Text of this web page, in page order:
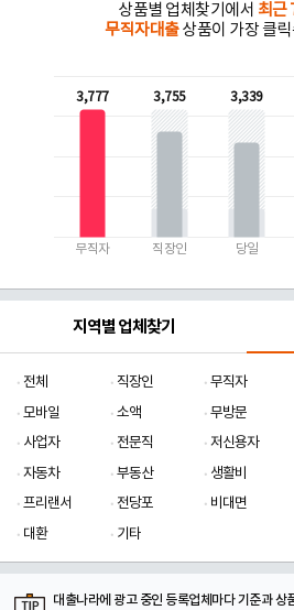
상품별 업체찾기에서 최근
무직자대출상품이 가장 클
3,777
무직자
3,755
직장인
3,339
당일
지역별 업체찾기
전체 직장인 무직자
모바일
소액 무방문
사업자
전문직 저신용자
자동차
부동산 생활비
프리랜서
전당포 비대면
대환
기타
대출나라에 광고 중인 등록업체마다 기준과 상